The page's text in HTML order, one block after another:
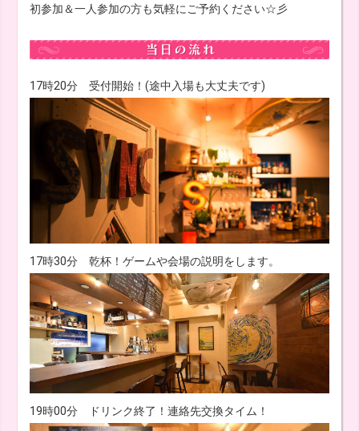
初参加＆一人参加の方も気軽にご予約ください☆彡
17時20分 受付開始！(途中入場も大丈夫です)
17時30分 乾杯！ゲームや会場の説明をします。
19時00分 ドリンク終了！連絡先交換タイム！